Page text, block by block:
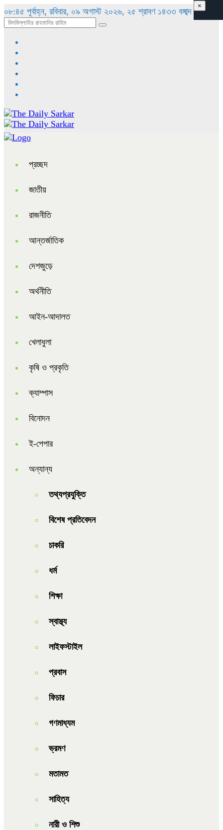
০৮:৪৫ পূর্বাহ্ন, রবিবার, ০৯ অগাস্ট ২০২৬, ২৫ শ্রাবণ ১৪৩৩ বঙ্গাব্দ
প্রচ্ছদ
জাতীয়
রাজনীতি
আন্তর্জাতিক
দেশজুড়ে
অর্থনীতি
আইন-আদালত
খেলাধুলা
কৃষি ও প্রকৃতি
ক্যাম্পাস
বিনোদন
ই-পেপার
অন্যান্য
তথ্যপ্রযুক্তি
বিশেষ প্রতিবেদন
চাকরি
ধর্ম
শিক্ষা
স্বাস্থ্য
লাইফস্টাইল
প্রবাস
ফিচার
গণমাধ্যম
ভ্রমণ
মতামত
সাহিত্য
নারী ও শিশু
×